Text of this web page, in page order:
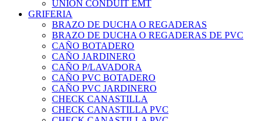
UNION CONDUIT EMT
GRIFERIA
BRAZO DE DUCHA O REGADERAS
BRAZO DE DUCHA O REGADERAS DE PVC
CAÑO BOTADERO
CAÑO JARDINERO
CAÑO P/LAVADORA
CAÑO PVC BOTADERO
CAÑO PVC JARDINERO
CHECK CANASTILLA
CHECK CANASTILLA PVC